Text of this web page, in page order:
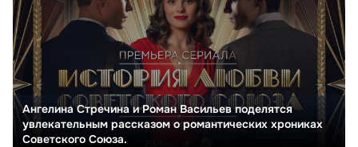
Ангелина Стречина и Роман Васильев поделятся
увлекательным рассказом о романтических хрониках
Советского Союза.